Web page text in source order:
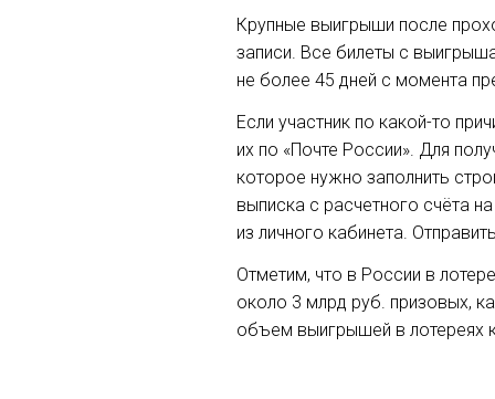
Крупные выигрыши после
записи. Все билеты с
не более 45 дней с момента
Если участник по какой-то
их по «Почте России». Для
которое нужно заполнить
выписка с расчетного счёта
из личного кабинета.
Отметим, что в России в
около 3 млрд руб. призовых,
объем выигрышей в лотереях